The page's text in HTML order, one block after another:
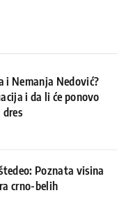
i Nemanja Nedović?
i da li će ponovo
Poznata visina
crno-belih